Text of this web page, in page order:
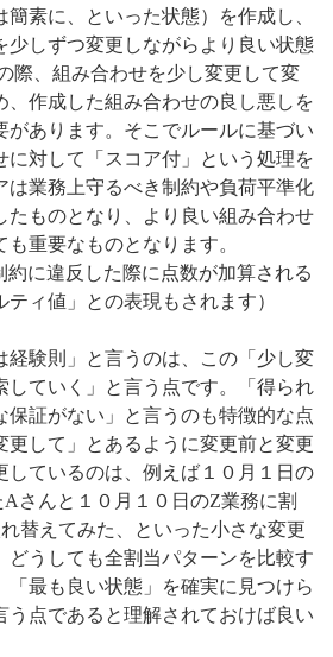
素に、といった状態）を作成し、
少しずつ変更しながらより良い状態
際、組み合わせを少し変更して変
、作成した組み合わせの良し悪しを
があります。そこでルールに基づい
に対して「スコア付」という処理を
は業務上守るべき制約や負荷平準化
たものとなり、より良い組み合わせ
重要なものとなります。
約に違反した際に点数が加算される
ィ値」との表現もされます）
経験則」と言うのは、この「少し変
していく」と言う点です。「得られ
保証がない」と言うのも特徴的な点
更して」とあるように変更前と変更
しているのは、例えば１０月１日の
さんと１０月１０日のZ業務に割
替えてみた、といった小さな変更
どうしても全割当パターンを比較す
「最も良い状態」を確実に見つけら
う点であると理解されておけば良い